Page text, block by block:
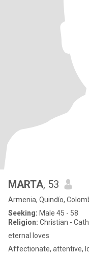
MARTA, 53
Armenia, Quindío,
Seeking: Male 45 - 58
Religion: Christian -
eternal loves
Affectionate, attentive,